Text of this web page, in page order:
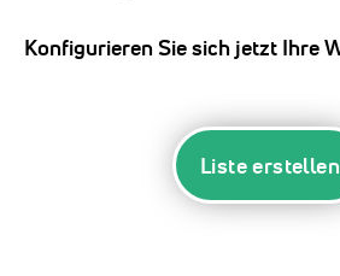
Konfigurieren Sie sich jetzt Ihre
Liste erstellen